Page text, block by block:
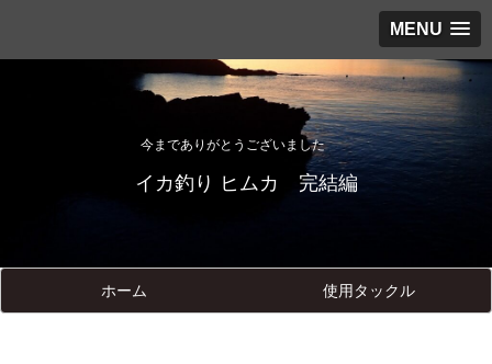
MENU
今までありがとうございました
イカ釣り ヒムカ 完結編
ホーム 使用タックル